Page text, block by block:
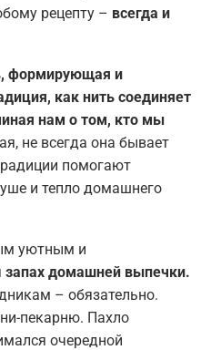
рецепту – всегда и
формирующая и
как нить соединяет
нам о том, кто мы
не всегда она бывает
помогают
и тепло домашнего
уютным и
запах домашней выпечки.
– обязательно.
пекарню. Пахло
очередной